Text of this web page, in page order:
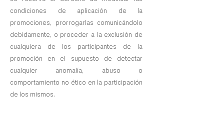
condiciones de aplicación de la
promociones, prorrogarlas comunicándolo
debidamente, o proceder a la exclusión de
cualquiera de los participantes de la
promoción en el supuesto de detectar
cualquier anomalía, abuso o
comportamiento no ético en la participación
de los mismos.